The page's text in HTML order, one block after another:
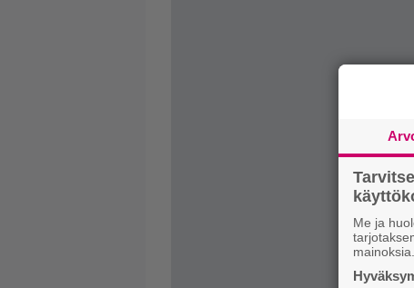
Me ja
mainoksia.